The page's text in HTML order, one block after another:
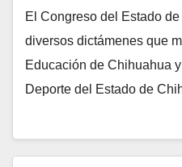
El Congreso del Estado
diversos dictámenes que
Educación de Chihuahua
Deporte del Estado de